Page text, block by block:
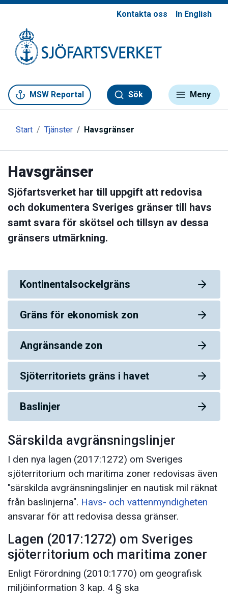
Kontakta oss In English
MSW Reportal Sök Meny
Start Tjänster Havsgränser
Havsgränser
Sjöfartsverket har till uppgift att redovisa
och dokumentera Sveriges gränser till havs
samt svara för skötsel och tillsyn av dessa
gränsers utmärkning.
Kontinentalsockelgräns
Gräns för ekonomisk zon
Angränsande zon
Sjöterritoriets gräns i havet
Baslinjer
Särskilda avgränsningslinjer
I den nya lagen (2017:1272) om Sveriges
sjöterritorium och maritima zoner redovisas även
"särskilda avgränsningslinjer en nautisk mil räknat
från baslinjerna". Havs- och vattenmyndigheten
ansvarar för att redovisa dessa gränser.
Lagen (2017:1272) om Sveriges
sjöterritorium och maritima zoner
Enligt Förordning (2010:1770) om geografisk
miljöinformation 3 kap. 4 § ska